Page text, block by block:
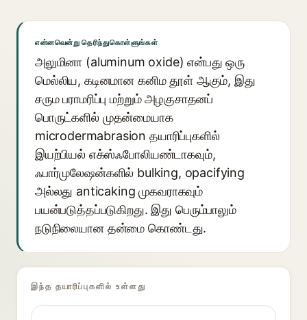
என்னவென்று தெரிந்துகொள்ளுங்கள்
அலுமினா (aluminum oxide) என்பது ஒரு
மெல்லிய, கடினமான கனிம தூள் ஆகும், இது
சரும பராமரிப்பு மற்றும் அழகுசாதனப்
பொருட்களில் முதன்மையாக
microdermabrasion தயாரிப்புகளில்
இயற்பியல் எக்ஸ்ஃபோலியண்டாகவும்,
ஃபார்முலேஷன்களில் bulking, opacifying
அல்லது anticaking முகவராகவும்
பயன்படுத்தப்படுகிறது. இது பெரும்பாலும்
நடுநிலையான தன்மை கொண்டது.
இந்த தயாரிப்புகளில் உள்ளது